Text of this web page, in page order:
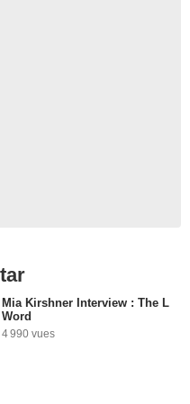
Mia Kirshner Interview : The L
Word
4 990 vues